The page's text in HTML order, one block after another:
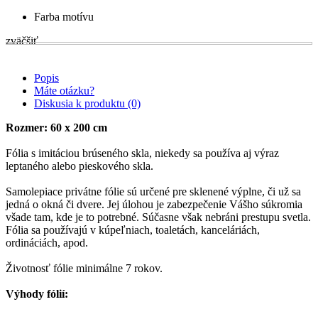
Farba motívu
zväčšiť
Popis
Máte otázku?
Diskusia k produktu (0)
Rozmer: 60 x 200 cm
Fólia s imitáciou brúseného skla, niekedy sa používa aj výraz
leptaného alebo pieskového skla.
Samolepiace privátne fólie sú určené pre sklenené výplne, či už sa
jedná o okná či dvere. Jej úlohou je zabezpečenie Vášho súkromia
všade tam, kde je to potrebné. Súčasne však nebráni prestupu svetla.
Fólia sa používajú v kúpeľniach, toaletách, kanceláriách,
ordináciách, apod.
Životnosť fólie minimálne 7 rokov.
Výhody fólií: